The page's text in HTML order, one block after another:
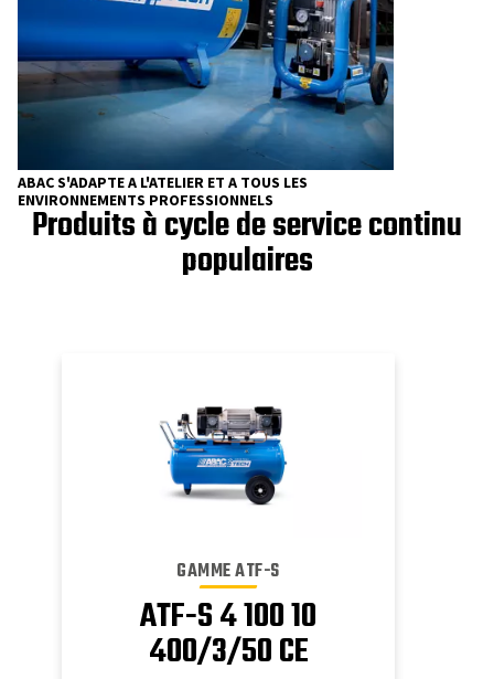
ABAC S'ADAPTE A L'ATELIER ET A TOUS LES
ENVIRONNEMENTS PROFESSIONNELS
Produits à cycle de service continu
populaires
GAMME ATF-S
ATF-S 4 100 10
400/3/50 CE